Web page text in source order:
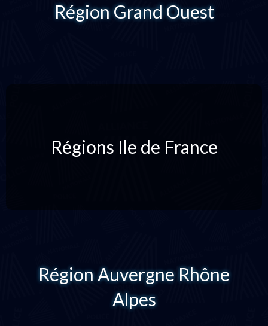
Région Grand Ouest
Régions Ile de France
Région Auvergne Rhône
Alpes